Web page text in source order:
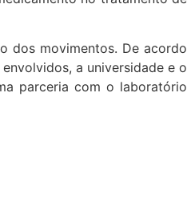
dos movimentos. De acordo
a universidade e o
parceria com o laboratório